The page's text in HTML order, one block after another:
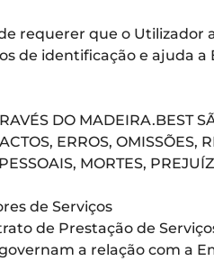
requerer que o
de identificação e ajuda
DO MADEIRA.BEST
ERROS,
MORTES,
de Serviços
de Prestação de
a relação com a